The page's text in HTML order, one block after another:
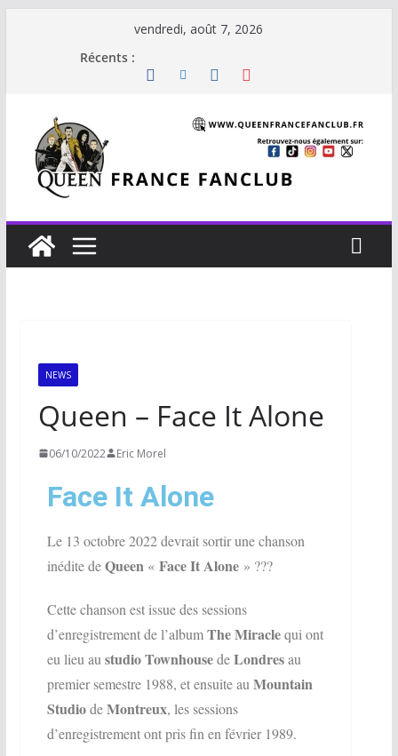
vendredi, août 7, 2026
Récents :
NEWS
Queen – Face It Alone
06/10/2022 Eric Morel
Face It Alone
Le 13 octobre 2022 devrait sortir une chanson
inédite deQueen « Face It Alone» ???
Cette chanson est issue des sessions
d’enregistrement de l’albumThe Miraclequi ont
eu lieu au studio TownhousedeLondresau
premier semestre 1988, et ensuite au Mountain
StudiodeMontreux, les sessions
d’enregistrement ont pris fin en février 1989.